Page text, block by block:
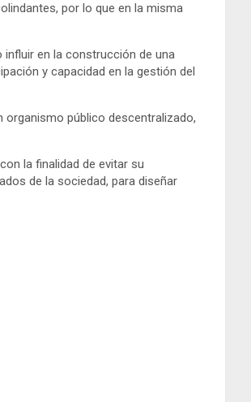
por lo que en la misma
influir en la construcción de una
y capacidad en la gestión del
organismo público descentralizado,
la finalidad de evitar su
de la sociedad, para diseñar